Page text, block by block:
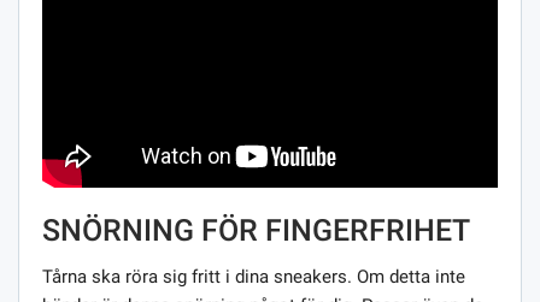
SNÖRNING FÖR FINGERFRIHET
Tårna ska röra sig fritt i dina sneakers. Om detta inte